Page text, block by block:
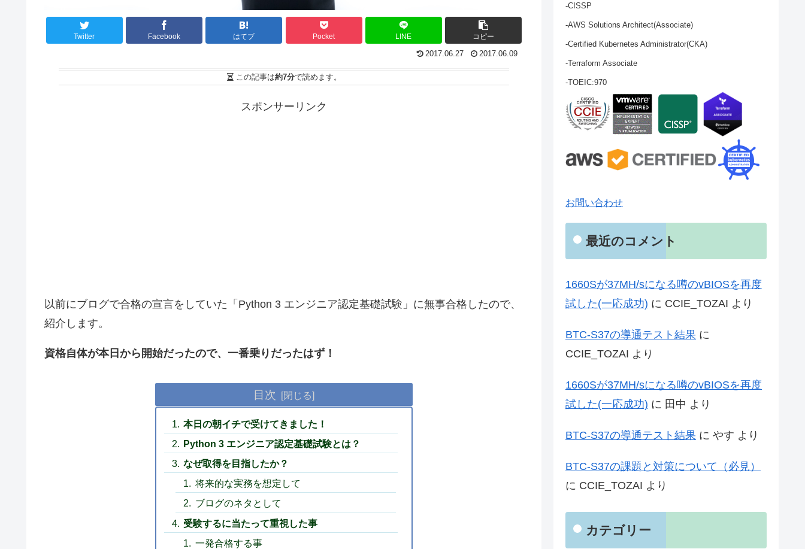
Twitter Facebook はてブ Pocket LINE コピー
2017.06.27 2017.06.09
この記事は約7分で読めます。
スポンサーリンク
以前にブログで合格の宣言をしていた「Python 3 エンジニア認定基礎試験」に無事合格したので、
紹介します。
資格自体が本日から開始だったので、一番乗りだったはず！
目次
本日の朝イチで受けてきました！
Python 3 エンジニア認定基礎試験とは？
なぜ取得を目指したか？
将来的な実務を想定して
ブログのネタとして
受験するに当たって重視した事
一発合格する事
-CISSP
-AWS Solutions Architect(Associate)
-Certified Kubernetes Administrator(CKA)
-Terraform Associate
-TOEIC:970
お問い合わせ
最近のコメント
1660Sが37MH/sになる噂のvBIOSを再度
試した(一応成功) に CCIE_TOZAI より
BTC-S37の導通テスト結果 に
CCIE_TOZAI より
1660Sが37MH/sになる噂のvBIOSを再度
試した(一応成功) に 田中 より
BTC-S37の導通テスト結果 に やす より
BTC-S37の課題と対策について（必見）
に CCIE_TOZAI より
カテゴリー